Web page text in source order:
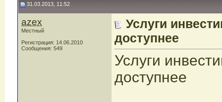
31.03.2013, 11:52
azex
Местный
Регистрация: 14.06.2010
Сообщения: 549
Услуги
доступнее
Услуги
доступнее